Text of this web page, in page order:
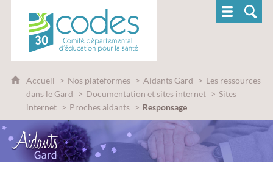
CoDES 30 - Comité départemental
Accueil Nos plateformes Aidants Gard
Les ressources
dans le Gard
Documentation et sites internet
Sites
internet
Proches aidants Responsage